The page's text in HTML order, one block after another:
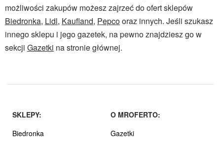
możliwości zakupów możesz zajrzeć do ofert sklepów
Biedronka, Lidl, Kaufland, Pepcooraz innych. Jeśli szukasz
innego sklepu i jego gazetek, na pewno znajdziesz go w
sekcji Gazetki na stronie głównej.
SKLEPY:
Biedronka
O MROFERTO:
Gazetki